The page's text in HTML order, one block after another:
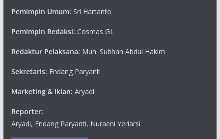
Pemimpin Umum: Sri Hartanto
Pemimpin Redaksi: Cosmas GL
Redaktur Pelaksana: Muh. Subhan Abdul Hakim
Sekretaris: Endang Paryanti
Marketing & Iklan: Aryadi
Reporter:
Aryadi, Endang Paryanti, Nuraeni Yeriarsi